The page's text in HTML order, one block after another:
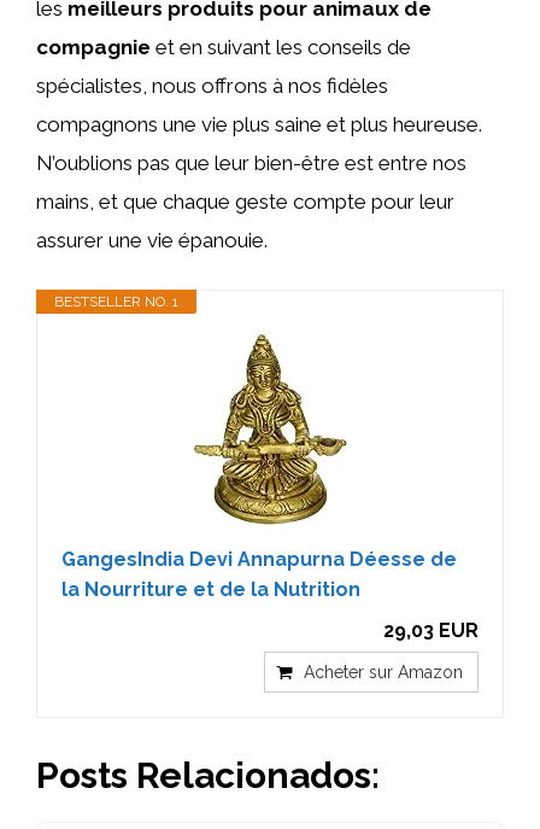
les meilleurs produits pour animaux de
compagnie et en suivant les conseils de
spécialistes, nous offrons à nos fidèles
compagnons une vie plus saine et plus heureuse.
N’oublions pas que leur bien-être est entre nos
mains, et que chaque geste compte pour leur
assurer une vie épanouie.
BESTSELLER NO. 1
GangesIndia Devi Annapurna Déesse de
la Nourriture et de la Nutrition
29,03 EUR
Acheter sur Amazon
Posts Relacionados: